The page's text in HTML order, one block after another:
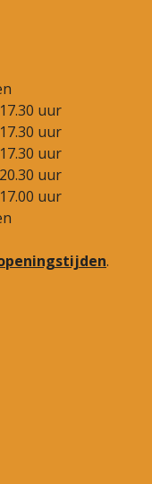
uur
uur
uur
uur
uur
.